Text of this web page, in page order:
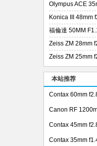
Olympus ACE
Konica III 48mm
福倫達 50MM
Zeiss ZM 28mm
Zeiss ZM 25mm
本站推荐
Contax 60mm
Canon RF
Contax 45mm
Contax 35mm